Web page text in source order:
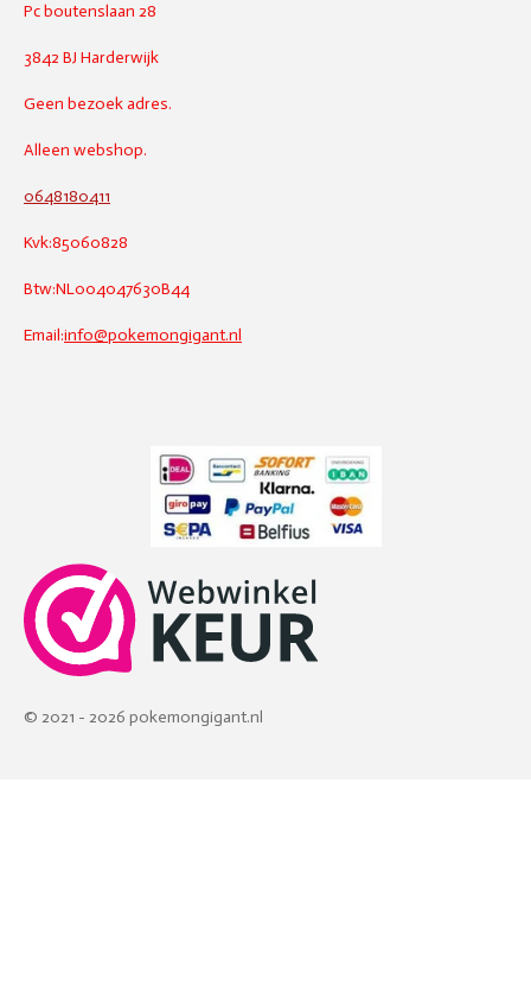
Pc boutenslaan 28
3842 BJ Harderwijk
Geen bezoek adres.
Alleen webshop.
0648180411
Kvk:85060828
Btw:NL004047630B44
Email:info@pokemongigant.nl
© 2021 - 2026 pokemongigant.nl